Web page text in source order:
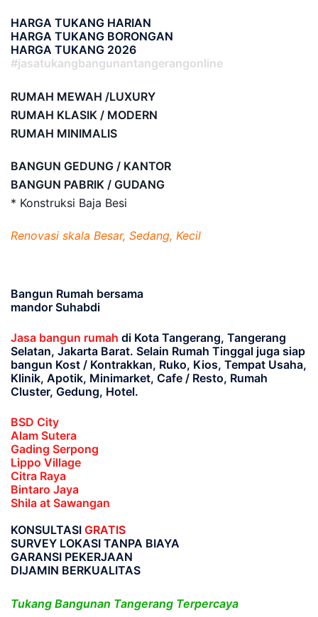
HARGA TUKANG HARIAN
HARGA TUKANG BORONGAN
HARGA TUKANG 2026
#jasatukangbangunantangerangonline
RUMAH MEWAH /LUXURY
RUMAH KLASIK / MODERN
RUMAH MINIMALIS
BANGUN GEDUNG / KANTOR
BANGUN PABRIK / GUDANG
* Konstruksi Baja Besi
Renovasi skala Besar, Sedang, Kecil
Bangun Rumah bersama
mandor Suhabdi
Jasa bangun rumah di Kota Tangerang, Tangerang
Selatan, Jakarta Barat. Selain Rumah Tinggal juga siap
bangun Kost / Kontrakkan, Ruko, Kios, Tempat Usaha,
Klinik, Apotik, Minimarket, Cafe / Resto, Rumah
Cluster, Gedung, Hotel.
BSD City
Alam Sutera
Gading Serpong
Lippo Village
Citra Raya
Bintaro Jaya
Shila at Sawangan
KONSULTASI GRATIS
SURVEY LOKASI TANPA BIAYA
GARANSI PEKERJAAN
DIJAMIN BERKUALITAS
Tukang Bangunan Tangerang Terpercaya